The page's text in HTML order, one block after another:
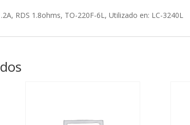
3240L
RDS 1.8ohms, TO-220F-6L, Utilizado en: LC-3240L